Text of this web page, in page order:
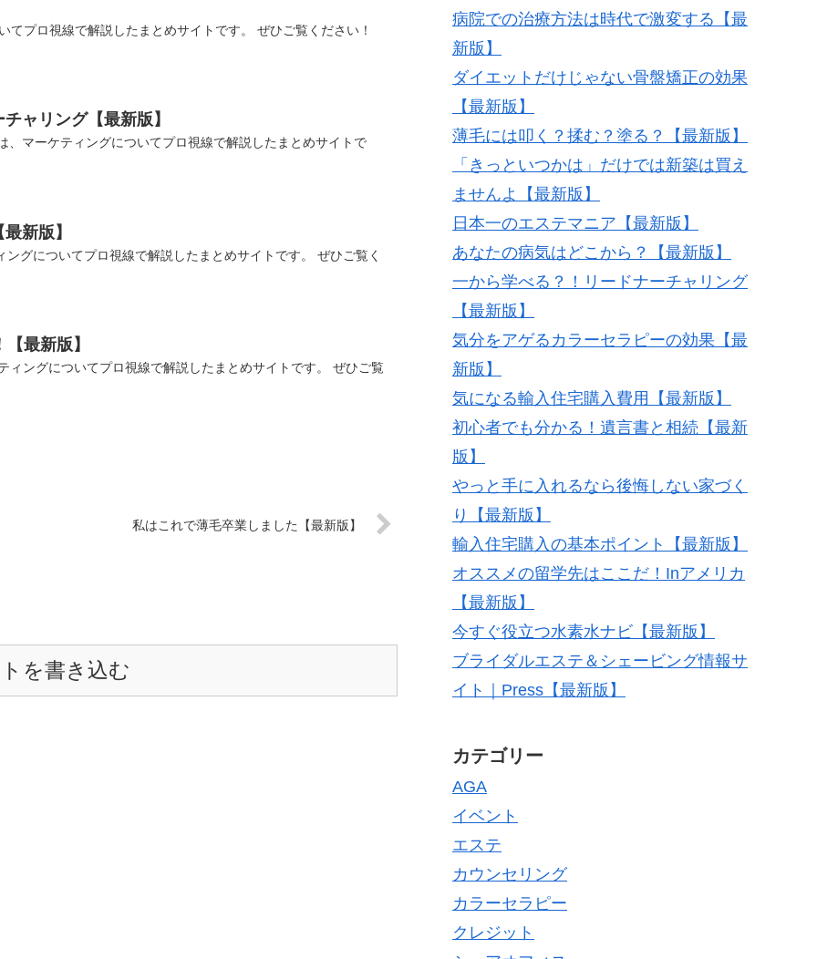
プロ視線で解説したまとめサイトです。 ぜひご覧ください！
ャリング【最新版】
マーケティングについてプロ視線で解説したまとめサイトで
新版】
グについてプロ視線で解説したまとめサイトです。 ぜひご覧く
最新版】
ィングについてプロ視線で解説したまとめサイトです。 ぜひご覧
私はこれで薄毛卒業しました【最新版】
を書き込む
病院での治療方法は時代で激変する【最
新版】
ダイエットだけじゃない骨盤矯正の効果
【最新版】
薄毛には叩く？揉む？塗る？【最新版】
「きっといつかは」だけでは新築は買え
ませんよ【最新版】
日本一のエステマニア【最新版】
あなたの病気はどこから？【最新版】
一から学べる？！リードナーチャリング
【最新版】
気分をアゲるカラーセラピーの効果【最
新版】
気になる輸入住宅購入費用【最新版】
初心者でも分かる！遺言書と相続【最新
版】
やっと手に入れるなら後悔しない家づく
り【最新版】
輸入住宅購入の基本ポイント【最新版】
オススメの留学先はここだ！Inアメリカ
【最新版】
今すぐ役立つ水素水ナビ【最新版】
ブライダルエステ＆シェービング情報サ
イト｜Press【最新版】
カテゴリー
AGA
イベント
エステ
カウンセリング
カラーセラピー
クレジット